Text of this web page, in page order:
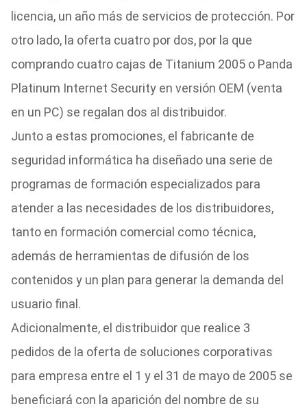
licencia, un año más de servicios de protección. Por
otro lado, la oferta cuatro por dos, por la que
comprando cuatro cajas de Titanium 2005 o Panda
Platinum Internet Security en versión OEM (venta
en un PC) se regalan dos al distribuidor.
Junto a estas promociones, el fabricante de
seguridad informática ha diseñado una serie de
programas de formación especializados para
atender a las necesidades de los distribuidores,
tanto en formación comercial como técnica,
además de herramientas de difusión de los
contenidos y un plan para generar la demanda del
usuario final.
Adicionalmente, el distribuidor que realice 3
pedidos de la oferta de soluciones corporativas
para empresa entre el 1 y el 31 de mayo de 2005 se
beneficiará con la aparición del nombre de su